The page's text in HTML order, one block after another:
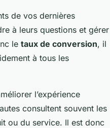
de vos dernières
à leurs questions et gérer
le taux de conversion, il
à tous les
l’expérience
consultent souvent les
ou du service. Il est donc